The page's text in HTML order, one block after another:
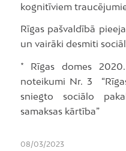
kognitīviem
Rīgas pašvaldībā
un vairāki desmiti
* Rīgas domes
noteikumi Nr. 3
sniegto sociālo
samaksas kārtība”
08/03/2023